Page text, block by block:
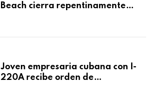
Beach cierra repentinamente
Joven empresaria cubana con I-
220A recibe orden de